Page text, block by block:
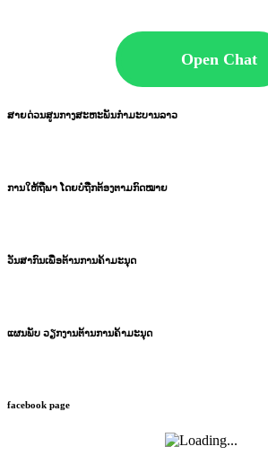
Open Chat
ສາຍດ່ວນສູນກາງສະຫະພັນກຳມະບານລາວ
ການໃຫ້ຖືພາ ໂດຍບໍ່ຖືກຕ້ອງຕາມກົດໝາຍ
ວັນສາກົນເພື່ອຕ້ານການຄ້າມະນຸດ
ແຜນພັບ ວຽກງານຕ້ານການຄ້າມະນຸດ
facebook page